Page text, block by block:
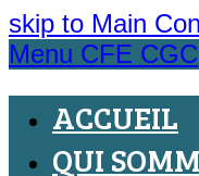
skip to Main
Menu CFE CGC
ACCUEIL
QUI